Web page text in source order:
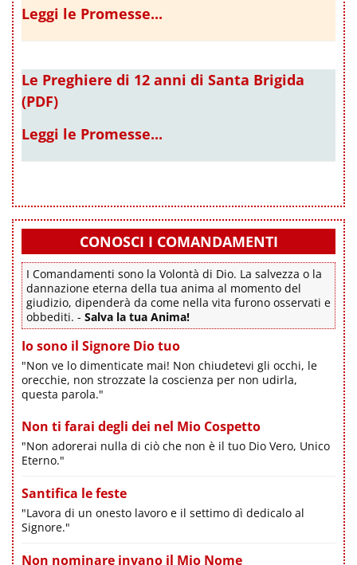
Leggi le Promesse...
Le Preghiere di 12 anni di Santa Brigida
(PDF)
Leggi le Promesse...
CONOSCI I COMANDAMENTI
I Comandamenti sono la Volontà di Dio. La salvezza o la
dannazione eterna della tua anima al momento del
giudizio, dipenderà da come nella vita furono osservati e
obbediti. - Salva la tua Anima!
Io sono il Signore Dio tuo
"Non ve lo dimenticate mai! Non chiudetevi gli occhi, le
orecchie, non strozzate la coscienza per non udirla,
questa parola."
Non ti farai degli dei nel Mio Cospetto
"Non adorerai nulla di ciò che non è il tuo Dio Vero, Unico
Eterno."
Santifica le feste
"Lavora di un onesto lavoro e il settimo dì dedicalo al
Signore."
Non nominare invano il Mio Nome